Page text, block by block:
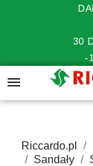
30
-

Riccardo.pl
Sandały